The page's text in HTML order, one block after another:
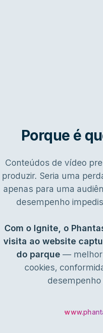
Porque é
Conteúdos de vídeo
produzir. Seria uma
apenas para uma
desempenho
Com o Ignite, o
visita ao website
do parque — melhor
cookies,